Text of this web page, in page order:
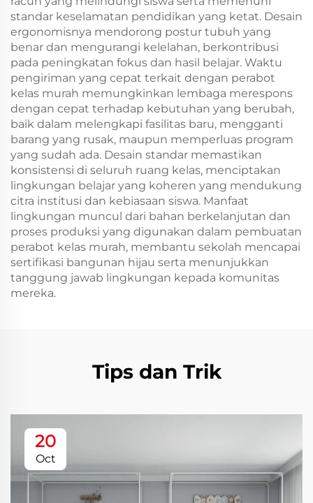
standar keselamatan pendidikan yang ketat. Desain
ergonomisnya mendorong postur tubuh yang
benar dan mengurangi kelelahan, berkontribusi
pada peningkatan fokus dan hasil belajar. Waktu
pengiriman yang cepat terkait dengan perabot
kelas murah memungkinkan lembaga merespons
dengan cepat terhadap kebutuhan yang berubah,
baik dalam melengkapi fasilitas baru, mengganti
barang yang rusak, maupun memperluas program
yang sudah ada. Desain standar memastikan
konsistensi di seluruh ruang kelas, menciptakan
lingkungan belajar yang koheren yang mendukung
citra institusi dan kebiasaan siswa. Manfaat
lingkungan muncul dari bahan berkelanjutan dan
proses produksi yang digunakan dalam pembuatan
perabot kelas murah, membantu sekolah mencapai
sertifikasi bangunan hijau serta menunjukkan
tanggung jawab lingkungan kepada komunitas
mereka.
Tips dan Trik
20
Oct